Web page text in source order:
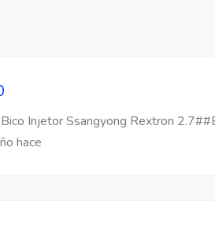
Injetor Ssangyong Rextron
hace